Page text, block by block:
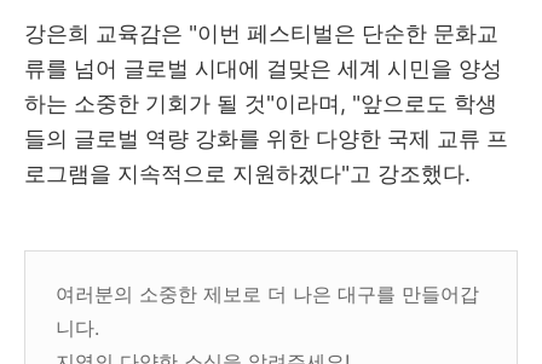
강은희 교육감은 "이번 페스티벌은 단순한 문화교
류를 넘어 글로벌 시대에 걸맞은 세계 시민을 양성
하는 소중한 기회가 될 것"이라며, "앞으로도 학생
들의 글로벌 역량 강화를 위한 다양한 국제 교류 프
로그램을 지속적으로 지원하겠다"고 강조했다.
여러분의 소중한 제보로 더 나은 대구를 만들어갑
니다.